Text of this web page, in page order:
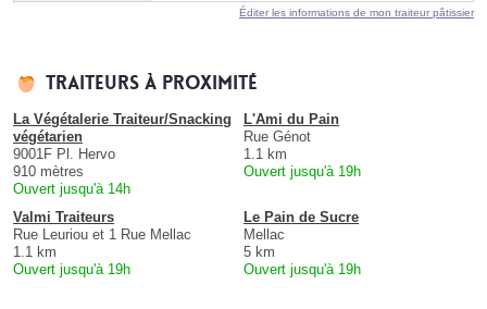
Éditer les informations de mon traiteur pâtissier
Traiteurs à proximité
La Végétalerie Traiteur/Snacking
végétarien
9001F Pl. Hervo
910 mètres
Ouvert jusqu'à 14h
L'Ami du Pain
Rue Génot
1.1 km
Ouvert jusqu'à 19h
Valmi Traiteurs
Rue Leuriou et 1 Rue Mellac
1.1 km
Ouvert jusqu'à 19h
Le Pain de Sucre
Mellac
5 km
Ouvert jusqu'à 19h